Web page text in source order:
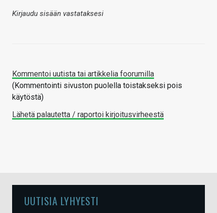
Kirjaudu sisään vastataksesi
Kommentoi uutista tai artikkelia foorumilla
(Kommentointi sivuston puolella toistakseksi pois
käytöstä)
Lähetä palautetta / raportoi kirjoitusvirheestä
UUTISIA LYHYESTI